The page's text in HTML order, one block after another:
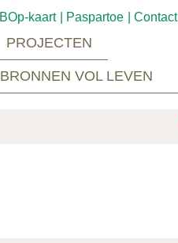
BOp-kaart Paspartoe Contact
PROJECTEN
BRONNEN VOL LEVEN